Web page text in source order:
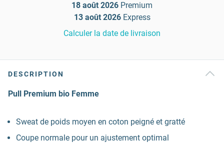
18 août 2026 Premium
13 août 2026 Express
Calculer la date de livraison
DESCRIPTION
Pull Premium bio Femme
Sweat de poids moyen en coton peigné et gratté
Coupe normale pour un ajustement optimal